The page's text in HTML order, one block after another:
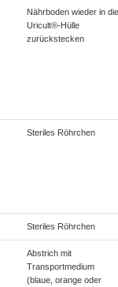
Nährboden wieder in die
Uricult®-Hülle
zurückstecken
Steriles Röhrchen
Steriles Röhrchen
Abstrich mit
Transportmedium
(blaue, orange oder